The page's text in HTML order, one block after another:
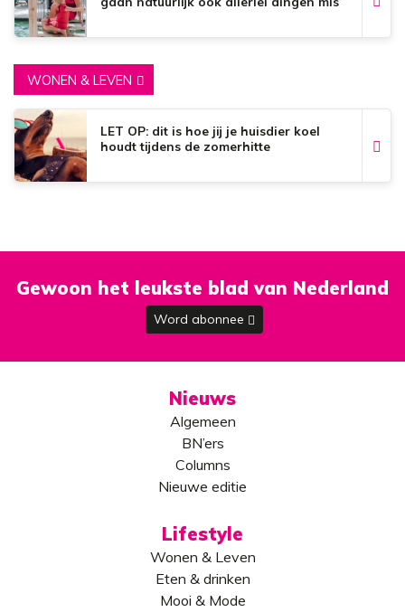
WONEN & LEVEN
LET OP: dit is hoe jij je huisdier koel
houdt tijdens de zomerhitte
Gewoon het leukste blad van Nederland
Word abonnee
Nieuws
Algemeen
BN’ers
Columns
Nieuwe editie
Lifestyle
Wonen & Leven
Eten & drinken
Mooi & Mode